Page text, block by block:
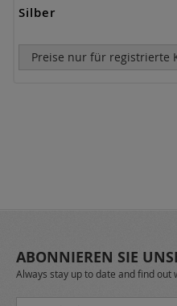
Silber
Preise nur für registrierte
ABONNIEREN SIE
Always stay up to date and find